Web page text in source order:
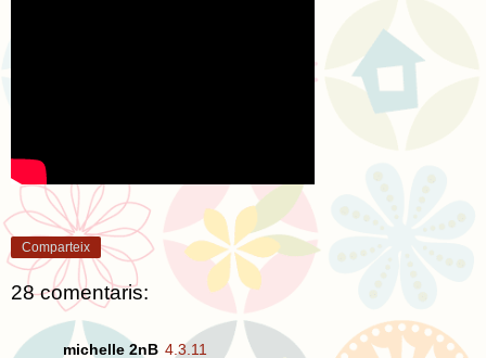
Comparteix
28 comentaris:
michelle 2nB 4.3.11